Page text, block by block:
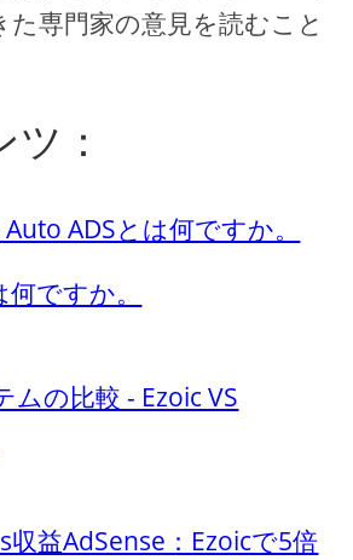
専門家の意見を読むこと
：
ADSとは何ですか。
ですか。
ムの比較 - Ezoic VS
収益AdSense：Ezoicで5倍